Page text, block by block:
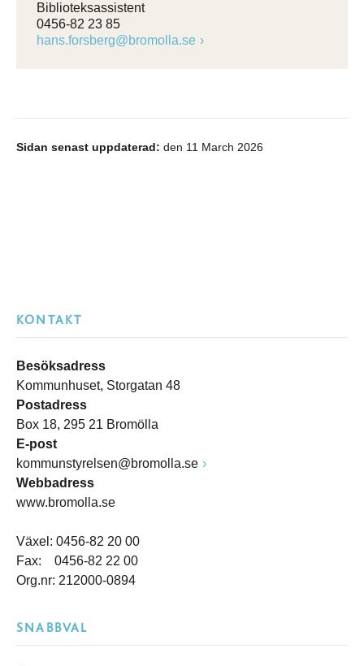
Biblioteksassistent
0456-82 23 85
hans.forsberg@bromolla.se
Sidan senast uppdaterad: den 11 March 2026
KONTAKT
Besöksadress
Kommunhuset, Storgatan 48
Postadress
Box 18, 295 21 Bromölla
E-post
kommunstyrelsen@bromolla.se
Webbadress
www.bromolla.se
Växel: 0456-82 20 00
Fax: 0456-82 22 00
Org.nr: 212000-0894
SNABBVAL